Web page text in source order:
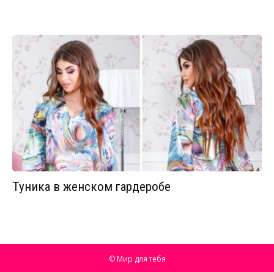
Туника в женском гардеробе
© Мир для тебя